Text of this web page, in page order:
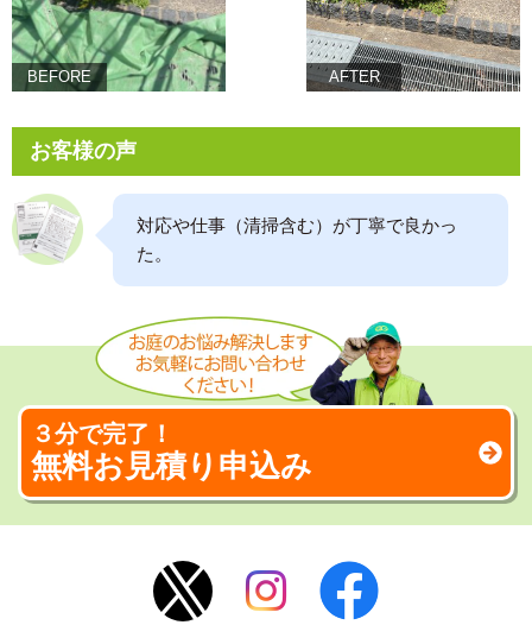
BEFORE AFTER
お客様の声
対応や仕事（清掃含む）が丁寧で良かっ
た。
３分で完了！
無料お見積り申込み